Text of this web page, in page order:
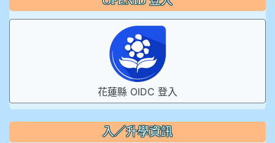
花蓮縣 OIDC 登入
入／升學資訊